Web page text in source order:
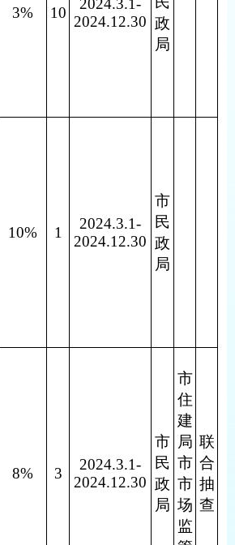
3% 10
2024.3.1-
2024.12.30 政
局
10% 1
2024.3.1-
2024.12.30
市
民
政
局
8% 3
2024.3.1-
2024.12.30
市
民
政
局
市
住
建
局
市
市
场
监
联
合
抽
查